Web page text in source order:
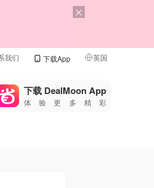
我们 下载App 英国
🇺🇸
🇨🇳 中国
下载 DealMoon App
体验更多精彩